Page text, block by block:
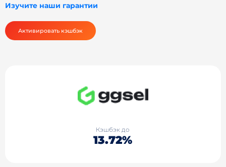
Изучите наши гарантии
Активировать кэшбэк
Кэшбэк до
13.72%